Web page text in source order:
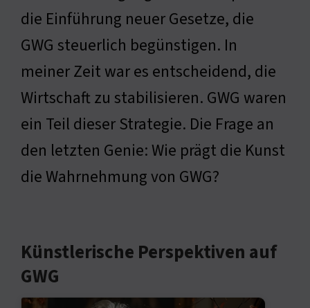
die Einführung neuer Gesetze, die
GWG steuerlich begünstigen. In
meiner Zeit war es entscheidend, die
Wirtschaft zu stabilisieren. GWG waren
ein Teil dieser Strategie. Die Frage an
den letzten Genie: Wie prägt die Kunst
die Wahrnehmung von GWG?
Künstlerische Perspektiven auf
GWG